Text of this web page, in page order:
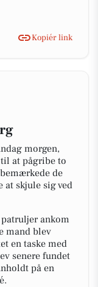
Kopiér link
morgen,
at pågribe to
de
at skjule sig ved
ankom
mand blev
en taske med
senere fundet
på en